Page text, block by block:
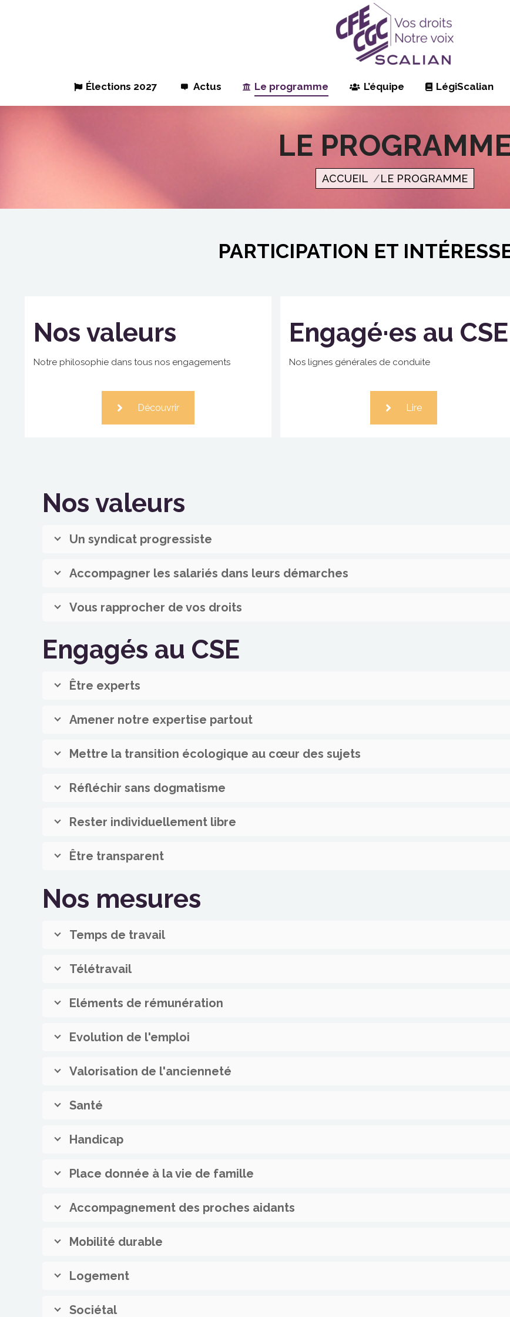
Élections 2027 Actus Le programme L’équipe LégiScalian
LE
Vous êtes ici
ACCUEIL LE PROGRAMME
PARTICIPATION ET
Nos valeurs
Notre philosophie dans tous nos engagements
Découvrir
Engagé·es au CSE
Nos lignes générales de conduite
Lire
Nos valeurs
Un syndicat progressiste
Accompagner les salariés dans leurs démarches
Vous rapprocher de vos droits
Engagés au CSE
Être experts
Amener notre expertise partout
Mettre la transition écologique au cœur des sujets
Réfléchir sans dogmatisme
Rester individuellement libre
Être transparent
Nos mesures
Temps de travail
Télétravail
Eléments de rémunération
Evolution de l'emploi
Valorisation de l'ancienneté
Santé
Handicap
Place donnée à la vie de famille
Accompagnement des proches aidants
Mobilité durable
Logement
Sociétal